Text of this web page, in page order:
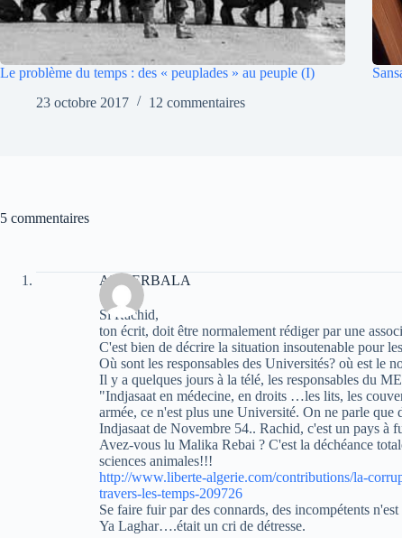
Le problème du temps : des « peuplades » au peuple (I)
23 octobre 2017
12 commentaires
5 commentaires
Ali DERBALA
Si Rachid,
ton écrit, doit être normalement rédiger par une
C'est bien de décrire la situation insoutenable pour
Où sont les responsables des Universités? où est le
Il y a quelques jours à la télé, les responsables du
"Indjasaat en médecine, en droits …les lits, les
armée, ce n'est plus une Université. On ne parle
Indjasaat de Novembre 54.. Rachid, c'est un pays à
Avez-vous lu Malika Rebai ? C'est la déchéance
sciences animales!!!
http://www.liberte-algerie.com/contributions/la-
travers-les-temps-209726
Se faire fuir par des connards, des incompétents
Ya Laghar….était un cri de détresse.